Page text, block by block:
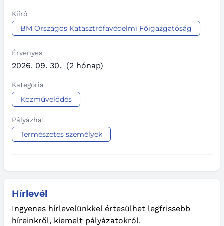
Hírlevél
Ingyenes hírlevelünkkel értesülhet legfrissebb
híreinkről, kiemelt pályázatokról.
Kiíró
BM Országos Katasztrófavédelmi Főigazgatóság
Érvényes
2026. 09. 30. (2 hónap)
Kategória
Közművelődés
Pályázhat
Természetes személyek